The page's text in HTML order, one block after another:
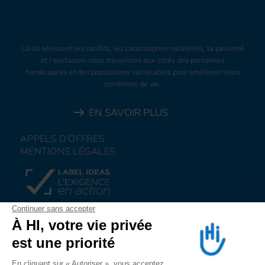
Là où sévissent les conflits, les catastrophes naturelles, la pauvreté
et l’exclusion, nous travaillons aux côtés des personnes
handicapées et des populations vulnérables pour améliorer leurs
conditions de vie.
EN SAVOIR PLUS
APPELS D'OFFRES
MENTIONS LÉGALES
FAIRE UN DON
NOUS REJOINDRE
NOUS ALERTER
SUIVEZ-NOUS SUR